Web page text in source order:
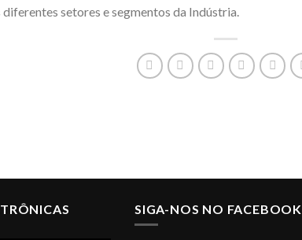
setores e segmentos da Indústria.
SIGA-NOS NO FACEBOOK